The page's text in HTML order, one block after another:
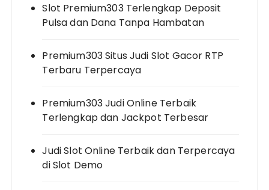
Slot Premium303 Terlengkap Deposit
Pulsa dan Dana Tanpa Hambatan
Premium303 Situs Judi Slot Gacor RTP
Terbaru Terpercaya
Premium303 Judi Online Terbaik
Terlengkap dan Jackpot Terbesar
Judi Slot Online Terbaik dan Terpercaya
di Slot Demo